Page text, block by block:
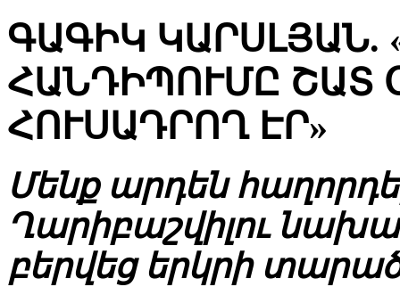
ԳԱԳԻԿ ԿԱՐՍԼՅԱՆ.
ՀԱՆԴԻՊՈՒՄԸ ՇԱՏ
ՀՈՒՍԱԴՐՈՂ ԷՐ»
Մենք արդեն
Ղարիբաշվիլու
բերվեց երկրի